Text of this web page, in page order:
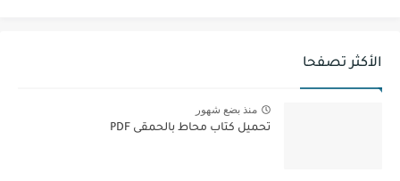
الأكثر تصفحا
منذ بضع شهور
تحميل كتاب محاط بالحمقى PDF